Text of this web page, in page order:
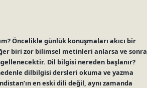
Öncelikle günlük konuşmaları akıcı bir
biri zor bilimsel metinleri anlarsa ve sonra
Dil bilgisi nereden başlanır?
dilbilgisi dersleri okuma ve yazma
en eski dili değil, aynı zamanda